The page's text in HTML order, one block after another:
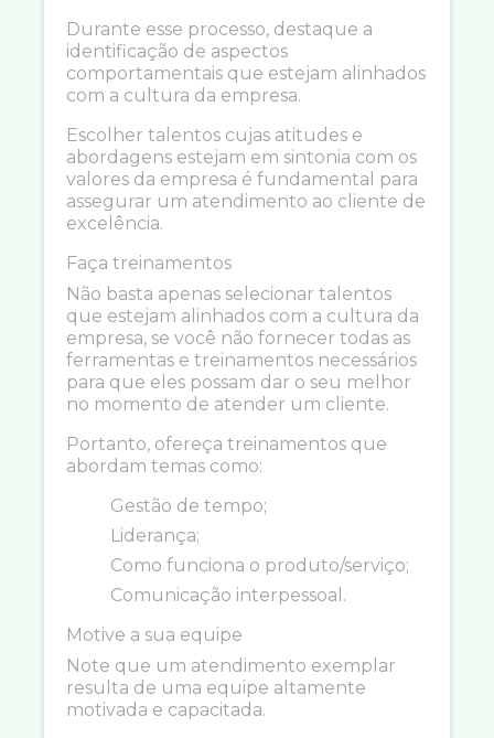
Durante esse processo, destaque a
identificação de aspectos
comportamentais que estejam alinhados
com a cultura da empresa.
Escolher talentos cujas atitudes e
abordagens estejam em sintonia com os
valores da empresa é fundamental para
assegurar um atendimento ao cliente de
excelência.
Faça treinamentos
Não basta apenas selecionar talentos
que estejam alinhados com a cultura da
empresa, se você não fornecer todas as
ferramentas e treinamentos necessários
para que eles possam dar o seu melhor
no momento de atender um cliente.
Portanto, ofereça treinamentos que
abordam temas como:
Gestão de tempo;
Liderança;
Como funciona o produto/serviço;
Comunicação interpessoal.
Motive a sua equipe
Note que um atendimento exemplar
resulta de uma equipe altamente
motivada e capacitada.